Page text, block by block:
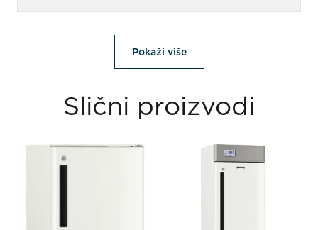
Pokaži više
Slični proizvodi